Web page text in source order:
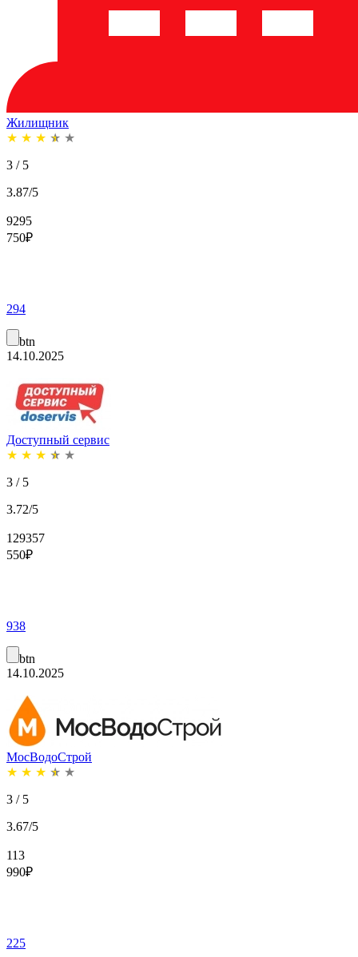
Жилищник
★ ★ ★ ★ ★
3 / 5
3.87/5
9295
750₽
294
btn
14.10.2025
Доступный сервис
★ ★ ★ ★ ★
3 / 5
3.72/5
129357
550₽
938
btn
14.10.2025
МосВодоСтрой
★ ★ ★ ★ ★
3 / 5
3.67/5
113
990₽
225